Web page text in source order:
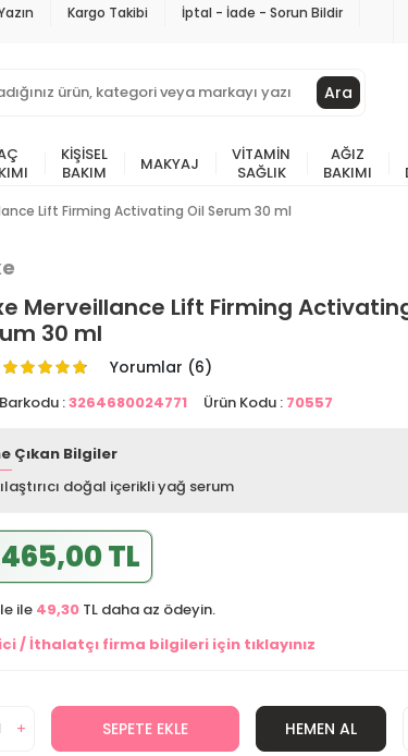
Kargo Takibi İptal - İade - Sorun Bildir
Ara
KIŞISEL
BAKIM
MAKYAJ
VITAMIN
SAĞLIK
AĞIZ
BAKIMI
Lift Firming Activating Oil Serum 30 ml
Merveillance Lift Firming
30 ml
Yorumlar (6)
:3264680024771 Ürün Kodu : 70557
Çıkan Bilgiler
doğal içerikli yağ serum
TL
ile 49,30 TL daha az ödeyin.
/ İthalatçı firma bilgileri için tıklayınız
SEPETE EKLE HEMEN AL